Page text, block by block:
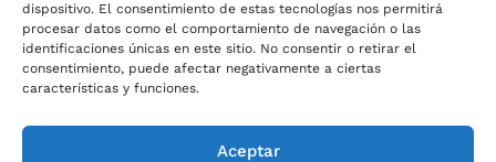
dispositivo. El consentimiento de estas tecnologías nos permitirá
procesar datos como el comportamiento de navegación o las
identificaciones únicas en este sitio. No consentir o retirar el
consentimiento, puede afectar negativamente a ciertas
características y funciones.
Aceptar